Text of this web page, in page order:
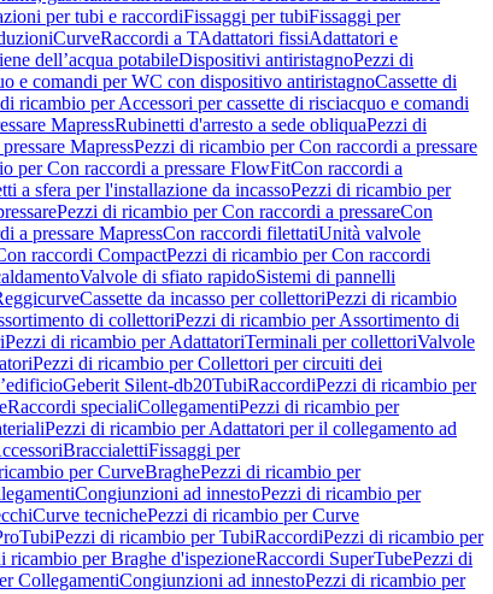
per tubi e raccordiFissaggi per tubiFissaggi per
CurveRaccordi a TAdattatori fissiAdattatori e
dell’acqua potabileDispositivi antiristagnoPezzi di
e comandi per WC con dispositivo antiristagnoCassette di
ricambio per Accessori per cassette di risciacquo e comandi
MapressRubinetti d'arresto a sede obliquaPezzi di
MapressPezzi di ricambio per Con raccordi a pressare
per Con raccordi a pressare FlowFitCon raccordi a
a sfera per l'installazione da incassoPezzi di ricambio per
Pezzi di ricambio per Con raccordi a pressareCon
a pressare MapressCon raccordi filettatiUnità valvole
raccordi CompactPezzi di ricambio per Con raccordi
Valvole di sfiato rapidoSistemi di pannelli
Cassette da incasso per collettoriPezzi di ricambio
di collettoriPezzi di ricambio per Assortimento di
Pezzi di ricambio per AdattatoriTerminali per collettoriValvole
Pezzi di ricambio per Collettori per circuiti dei
Geberit Silent-db20TubiRaccordiPezzi di ricambio per
Raccordi specialiCollegamentiPezzi di ricambio per
Pezzi di ricambio per Adattatori per il collegamento ad
BraccialettiFissaggi per
per CurveBraghePezzi di ricambio per
Congiunzioni ad innestoPezzi di ricambio per
Curve tecnichePezzi di ricambio per Curve
TubiPezzi di ricambio per TubiRaccordiPezzi di ricambio per
ricambio per Braghe d'ispezioneRaccordi SuperTubePezzi di
CollegamentiCongiunzioni ad innestoPezzi di ricambio per